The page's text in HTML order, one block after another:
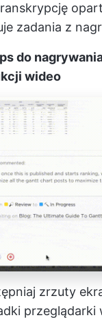
zadania z
do
wideo
zrzuty
przeglądarki